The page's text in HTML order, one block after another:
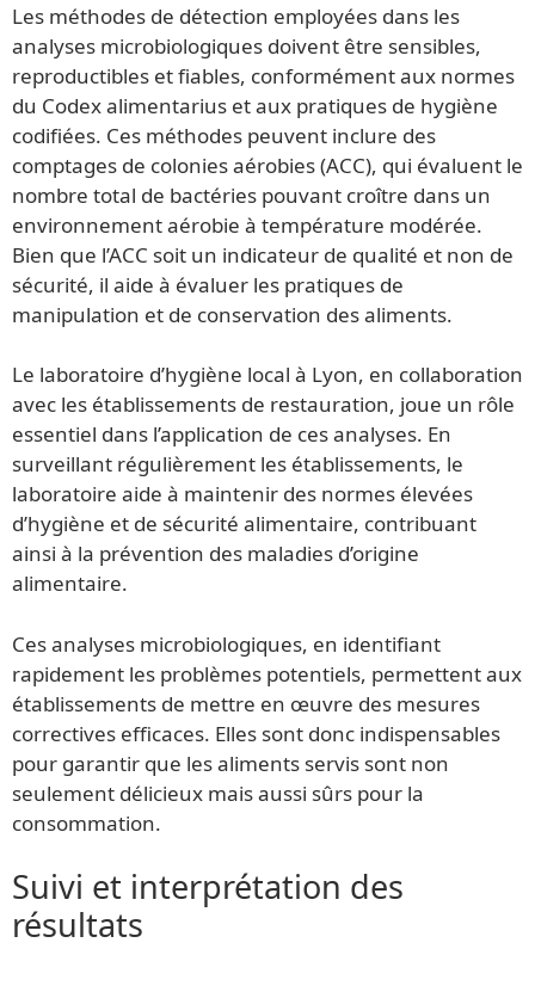
Les méthodes de détection employées dans les
analyses microbiologiques doivent être sensibles,
reproductibles et fiables, conformément aux normes
du Codex alimentarius et aux pratiques de hygiène
codifiées. Ces méthodes peuvent inclure des
comptages de colonies aérobies (ACC), qui évaluent le
nombre total de bactéries pouvant croître dans un
environnement aérobie à température modérée.
Bien que l’ACC soit un indicateur de qualité et non de
sécurité, il aide à évaluer les pratiques de
manipulation et de conservation des aliments.
Le laboratoire d’hygiène local à Lyon, en collaboration
avec les établissements de restauration, joue un rôle
essentiel dans l’application de ces analyses. En
surveillant régulièrement les établissements, le
laboratoire aide à maintenir des normes élevées
d’hygiène et de sécurité alimentaire, contribuant
ainsi à la prévention des maladies d’origine
alimentaire.
Ces analyses microbiologiques, en identifiant
rapidement les problèmes potentiels, permettent aux
établissements de mettre en œuvre des mesures
correctives efficaces. Elles sont donc indispensables
pour garantir que les aliments servis sont non
seulement délicieux mais aussi sûrs pour la
consommation.
Suivi et interprétation des
résultats